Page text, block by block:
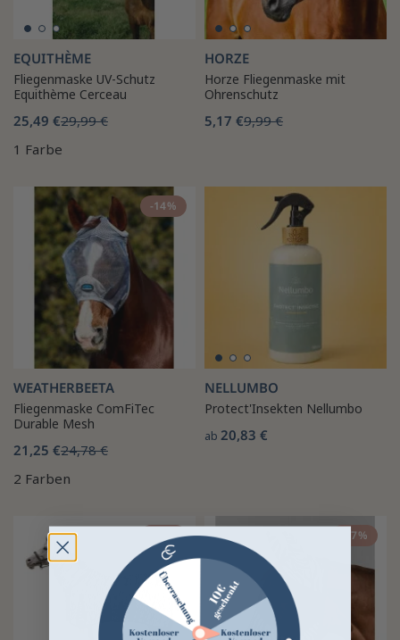
EQUITHÈME
Fliegenmaske UV-Schutz
Equithème Cerceau
25,49 €29,99 €
1 Farbe
HORZE
Horze Fliegenmaske mit
Ohrenschutz
5,17 €9,99 €
-14%
WEATHERBEETA
Fliegenmaske ComFiTec
Durable Mesh
21,25 €24,78 €
2 Farben
NELLUMBO
Protect'Insekten Nellumbo
ab 20,83 €
-43% -17%